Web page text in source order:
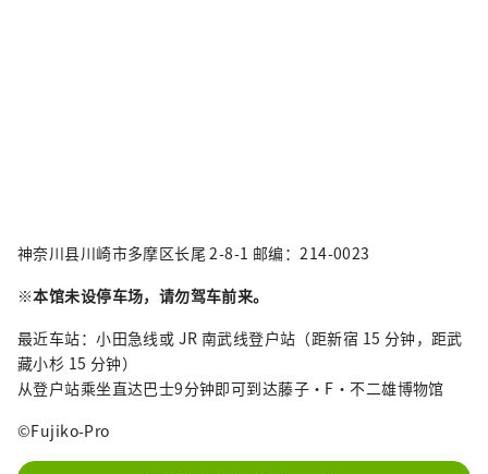
神奈川县川崎市多摩区长尾 2-8-1 邮编：214-0023
※本馆未设停车场，请勿驾车前来。
最近车站：小田急线或 JR 南武线登户站（距新宿 15 分钟，距武
藏小杉 15 分钟）
从登户站乘坐直达巴士9分钟即可到达藤子·F·不二雄博物馆
©Fujiko-Pro